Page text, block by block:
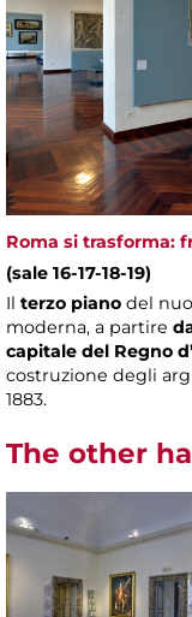
Roma si trasforma:
(sale 16-17-18-19)
Il terzo piano del
moderna, a partire
capitale del Regno
costruzione degli
1883.
The other